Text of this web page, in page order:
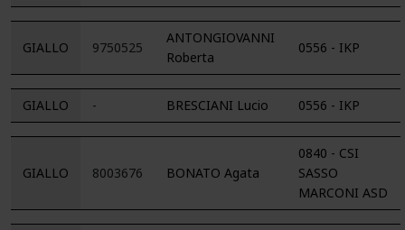
GIALLO 9750525
ANTONGIOVANNI
Roberta
0556 - IKP
GIALLO - BRESCIANI Lucio 0556 - IKP
GIALLO 8003676 BONATO Agata
0840 - CSI
SASSO
MARCONI ASD